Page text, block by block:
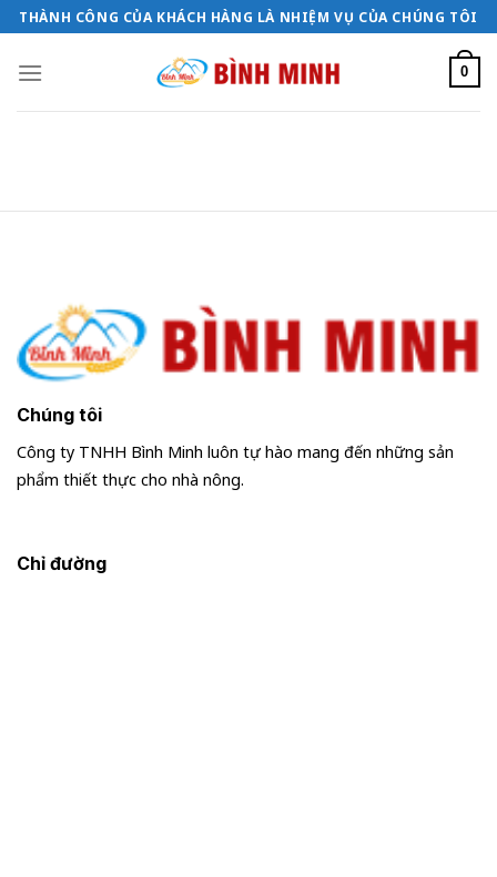
Bỏ
qua
nội
THÀNH CÔNG CỦA KHÁCH HÀNG LÀ NHIỆM VỤ CỦA CHÚNG TÔI
0
Chúng tôi
Công ty TNHH Bình Minh luôn tự hào mang đến những sản
phẩm thiết thực cho nhà nông.
Chỉ đường